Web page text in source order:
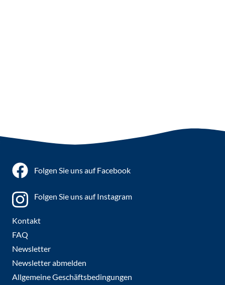
Folgen Sie uns auf Facebook
Folgen Sie uns auf Instagram
Kontakt
FAQ
Newsletter
Newsletter abmelden
Allgemeine Geschäftsbedingungen